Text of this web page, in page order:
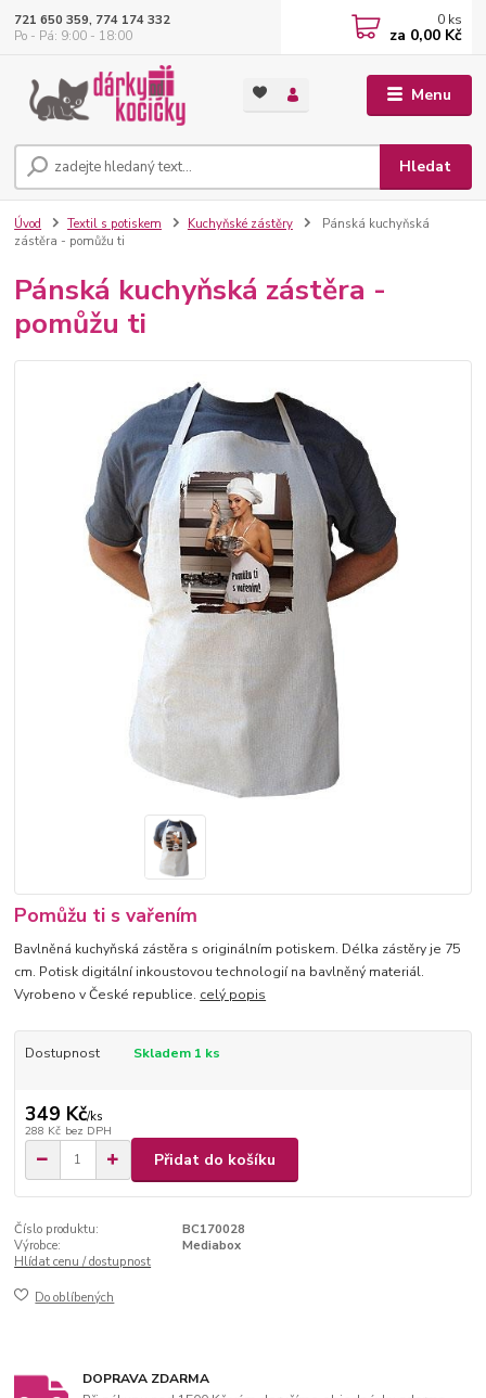
Menu
Hledat
721 650 359, 774 174 332
Po - Pá: 9:00 - 18:00
0 ks
za 0,00 Kč
Úvod Textil s potiskem Kuchyňské zástěry
Pánská kuchyňská
zástěra - pomůžu ti
Pánská kuchyňská zástěra -
pomůžu ti
Pomůžu ti s vařením
Bavlněná kuchyňská zástěra s originálním potiskem. Délka zástěry je 75
cm. Potisk digitální inkoustovou technologií na bavlněný materiál.
Vyrobeno v České republice. celý popis
Dostupnost Skladem 1 ks
349 Kč/ks
288 Kč bez DPH
Přidat do košíku
Číslo produktu:
BC170028
Výrobce:
Mediabox
Hlídat cenu / dostupnost
Do oblíbených
DOPRAVA ZDARMA